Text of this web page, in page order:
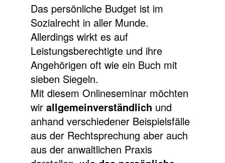
Das persönliche Budget ist im
Sozialrecht in aller Munde.
Allerdings wirkt es auf
Leistungsberechtigte und ihre
Angehörigen oft wie ein Buch mit
sieben Siegeln.
Mit diesem Onlineseminar möchten
wir allgemeinverständlich und
anhand verschiedener Beispielsfälle
aus der Rechtsprechung aber auch
aus der anwaltlichen Praxis